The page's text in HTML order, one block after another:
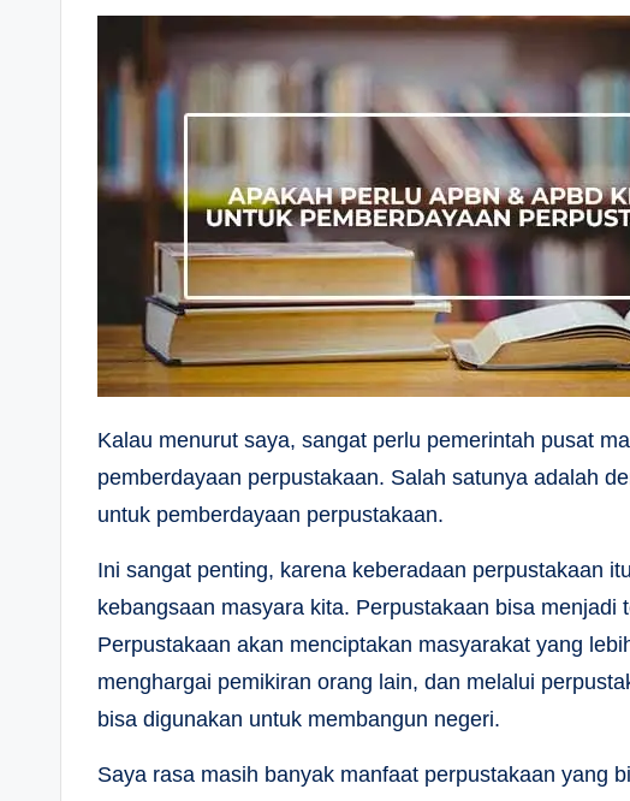
Kalau menurut saya, sangat perlu pemerintah pusat
pemberdayaan perpustakaan. Salah satunya adalah
untuk pemberdayaan perpustakaan.
Ini sangat penting, karena keberadaan perpustakaan
kebangsaan masyara kita. Perpustakaan bisa menjadi
Perpustakaan akan menciptakan masyarakat yang
menghargai pemikiran orang lain, dan melalui
bisa digunakan untuk membangun negeri.
Saya rasa masih banyak manfaat perpustakaan yang